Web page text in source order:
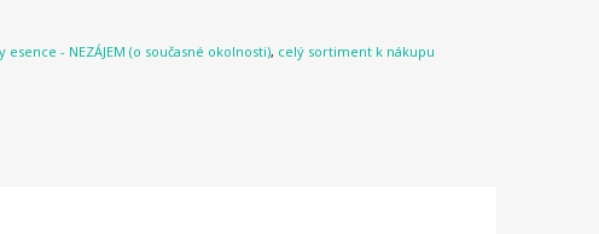
esence - NEZÁJEM (o současné okolnosti), celý sortiment k nákupu